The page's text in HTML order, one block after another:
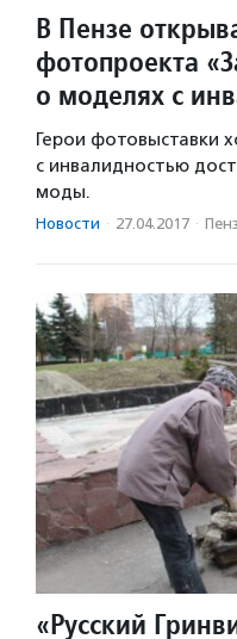
В Пензе
фотопроекта
о моделях с
Герои фотовыставки
с инвалидностью
моды.
Новости · 27.04.2017 ·
«Русский